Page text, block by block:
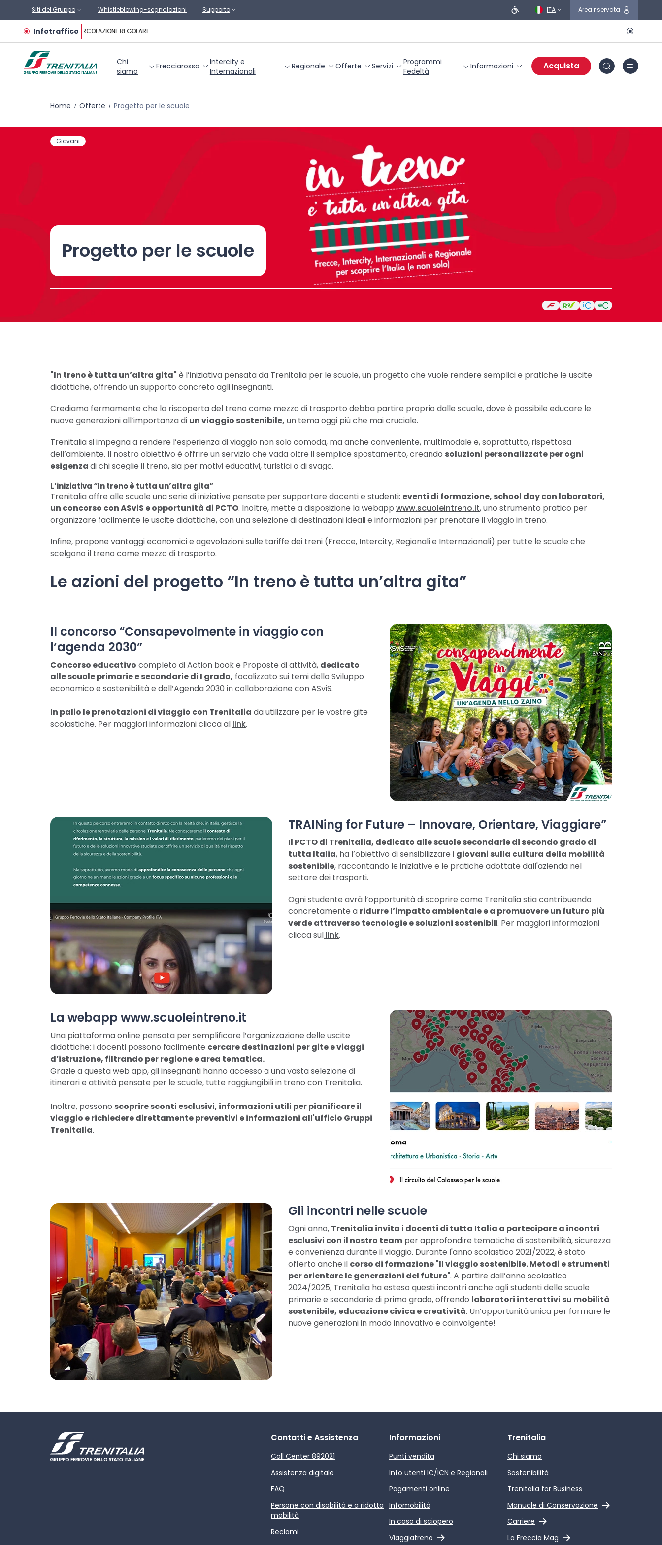
Vai al contenuto principale
Siti del Gruppo Whistleblowing-segnalazioni Supporto ITA Area riservata
InfotrafficoCIRCOLAZIONE REGOLARE
Chi
siamo
Frecciarossa
Intercity e
Internazionali
Regionale Offerte Servizi
Programmi
Fedeltà
Informazioni Acquista
Home Offerte Progetto per le scuole
Giovani
Progetto per le scuole
"In treno è tutta un’altra gita" è l’iniziativa pensata da Trenitalia per le scuole, un progetto che vuole rendere semplici e pratiche le uscite
didattiche, offrendo un supporto concreto agli insegnanti.
Crediamo fermamente che la riscoperta del treno come mezzo di trasporto debba partire proprio dalle scuole, dove è possibile educare le
nuove generazioni all’importanza di un viaggio sostenibile, un tema oggi più che mai cruciale.
Trenitalia si impegna a rendere l’esperienza di viaggio non solo comoda, ma anche conveniente, multimodale e, soprattutto, rispettosa
dell’ambiente. Il nostro obiettivo è offrire un servizio che vada oltre il semplice spostamento, creando soluzioni personalizzate per ogni
esigenzadi chi sceglie il treno, sia per motivi educativi, turistici o di svago.
L’iniziativa “In treno è tutta un’altra gita”
Trenitalia offre alle scuole una serie di iniziative pensate per supportare docenti e studenti: eventi di formazione, school day con laboratori,
un concorso con ASviS e opportunità di PCTO. Inoltre, mette a disposizione la webapp www.scuoleintreno.it, uno strumento pratico per
organizzare facilmente le uscite didattiche, con una selezione di destinazioni ideali e informazioni per prenotare il viaggio in treno.
Infine, propone vantaggi economici e agevolazioni sulle tariffe dei treni (Frecce, Intercity, Regionali e Internazionali) per tutte le scuole che
scelgono il treno come mezzo di trasporto.
Le azioni del progetto “In treno è tutta un’altra gita”
Il concorso “Consapevolmente in viaggio con
l’agenda 2030”
Concorso educativo completo di Action book e Proposte di attività, dedicato
alle scuole primarie e secondarie di I grado, focalizzato sui temi dello Sviluppo
economico e sostenibilità e dell’Agenda 2030 in collaborazione con ASviS.
In palio le prenotazioni di viaggio con Trenitalia da utilizzare per le vostre gite
scolastiche. Per maggiori informazioni clicca al link.
TRAINing for Future – Innovare, Orientare, Viaggiare”
Il PCTO di Trenitalia, dedicato alle scuole secondarie di secondo grado di
tutta Italia, ha l’obiettivo di sensibilizzare i giovani sulla cultura della mobilità
sostenibile, raccontando le iniziative e le pratiche adottate dall'azienda nel
settore dei trasporti.
Ogni studente avrà l’opportunità di scoprire come Trenitalia stia contribuendo
concretamente a ridurre l’impatto ambientale e a promuovere un futuro più
verde attraverso tecnologie e soluzioni sostenibili. Per maggiori informazioni
clicca sul link.
La webapp www.scuoleintreno.it
Una piattaforma online pensata per semplificare l’organizzazione delle uscite
didattiche: i docenti possono facilmente cercare destinazioni per gite e viaggi
d’istruzione, filtrando per regione e area tematica.
Grazie a questa web app, gli insegnanti hanno accesso a una vasta selezione di
itinerari e attività pensate per le scuole, tutte raggiungibili in treno con Trenitalia.
Inoltre, possono scoprire sconti esclusivi, informazioni utili per pianificare il
viaggio e richiedere direttamente preventivi e informazioni all'ufficio Gruppi
Trenitalia.
Gli incontri nelle scuole
Ogni anno, Trenitalia invita i docenti di tutta Italia a partecipare a incontri
esclusivi con il nostro team per approfondire tematiche di sostenibilità, sicurezza
e convenienza durante il viaggio. Durante l'anno scolastico 2021/2022, è stato
offerto anche il corso di formazione "Il viaggio sostenibile. Metodi e strumenti
per orientare le generazioni del futuro". A partire dall’anno scolastico
2024/2025, Trenitalia ha esteso questi incontri anche agli studenti delle scuole
primarie e secondarie di primo grado, offrendo laboratori interattivi su mobilità
sostenibile, educazione civica e creatività. Un’opportunità unica per formare le
nuove generazioni in modo innovativo e coinvolgente!
Contatti e Assistenza
Call Center 892021
Assistenza digitale
FAQ
Persone con disabilità e a ridotta
mobilità
Reclami
Informazioni
Punti vendita
Info utenti IC/ICN e Regionali
Pagamenti online
Infomobilità
In caso di sciopero
Viaggiatreno
Link esterno
Trenitalia
Chi siamo
Sostenibilità
Trenitalia for Business
Manuale di Conservazione
Link esterno
Carriere
Link esterno
La Freccia Mag
Link esterno